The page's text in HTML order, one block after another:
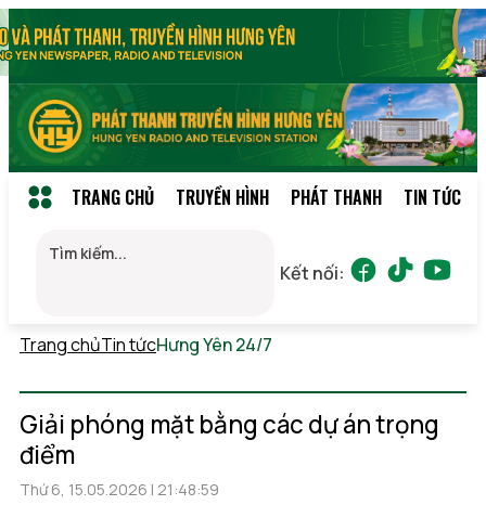
TRANG CHỦ TRUYỀN HÌNH PHÁT THANH TIN TỨC
Kết nối:
Trang chủTin tứcHưng Yên 24/7
Giải phóng mặt bằng các dự án trọng
điểm
Thứ 6, 15.05.2026 | 21:48:59